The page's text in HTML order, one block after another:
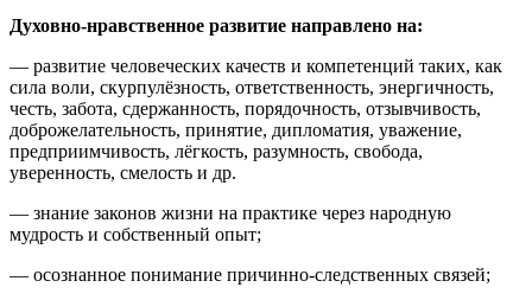
Духовно-нравственное развитие направлено на:
— развитие человеческих качеств и компетенций таких, как
сила воли, скурпулёзность, ответственность, энергичность,
честь, забота, сдержанность, порядочность, отзывчивость,
доброжелательность, принятие, дипломатия, уважение,
предприимчивость, лёгкость, разумность, свобода,
уверенность, смелость и др.
— знание законов жизни на практике через народную
мудрость и собственный опыт;
— осознанное понимание причинно-следственных связей;